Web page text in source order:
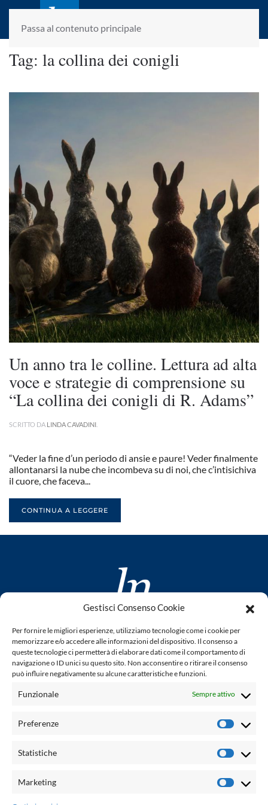
Gestisci Consenso Cookie
Per fornire le migliori esperienze, utilizziamo tecnologie come i cookie per
memorizzare e/o accedere alle informazioni del dispositivo. Il consenso a
queste tecnologie ci permetterà di elaborare dati come il comportamento di
navigazione o ID unici su questo sito. Non acconsentire o ritirare il consenso
può influire negativamente su alcune caratteristiche e funzioni.
Funzionale Sempre attivo
Preferenze
Statistiche
Marketing
Passa al contenuto principale
laletteraturaenoi.it
fondato da Romano Luperini
Tag: la collina dei conigli
Un anno tra le colline. Lettura ad alta
voce e strategie di comprensione su
“La collina dei conigli di R. Adams”
SCRITTO DA LINDA CAVADINI
“Veder la fine d’un periodo di ansie e paure! Veder finalmente
allontanarsi la nube che incombeva su di noi, che c’intisichiva
il cuore, che faceva...
CONTINUA A LEGGERE
www.laletteraturaenoi.it
fondato da Romano Luperini
Questo blog non rappresenta una testata giornalistica in
quanto viene aggiornato senza alcuna periodicità. Non può
legge n° 62 del 7.03.2001. L'autore non è responsabile per
email: